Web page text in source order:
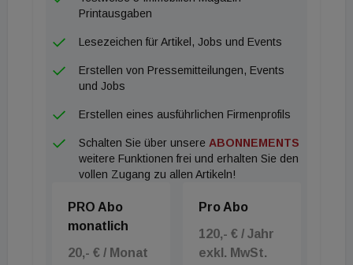
Printausgaben
Lesezeichen für Artikel, Jobs und Events
Erstellen von Pressemitteilungen, Events
und Jobs
Erstellen eines ausführlichen Firmenprofils
Schalten Sie über unsere ABONNEMENTS
weitere Funktionen frei und erhalten Sie den
vollen Zugang zu allen Artikeln!
PRO Abo
monatlich
20,- € / Monat
Pro Abo
120,- € / Jahr
exkl. MwSt.